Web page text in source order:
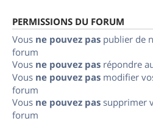
PERMISSIONS DU FORUM
Vous ne pouvez pas publier de
forum
Vous ne pouvez pas répondre
Vous ne pouvez pas modifier
forum
Vous ne pouvez pas supprimer
forum